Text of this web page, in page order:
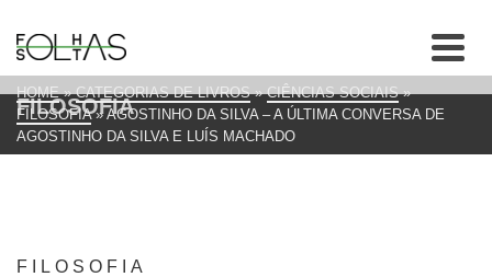
FILOSOFIA
HOME » CATEGORIAS DE LIVROS » CIÊNCIAS SOCIAIS »
FILOSOFIA » AGOSTINHO DA SILVA – A ÚLTIMA CONVERSA DE
AGOSTINHO DA SILVA E LUÍS MACHADO
FILOSOFIA